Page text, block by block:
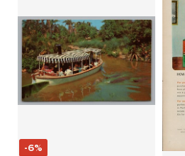
-6%